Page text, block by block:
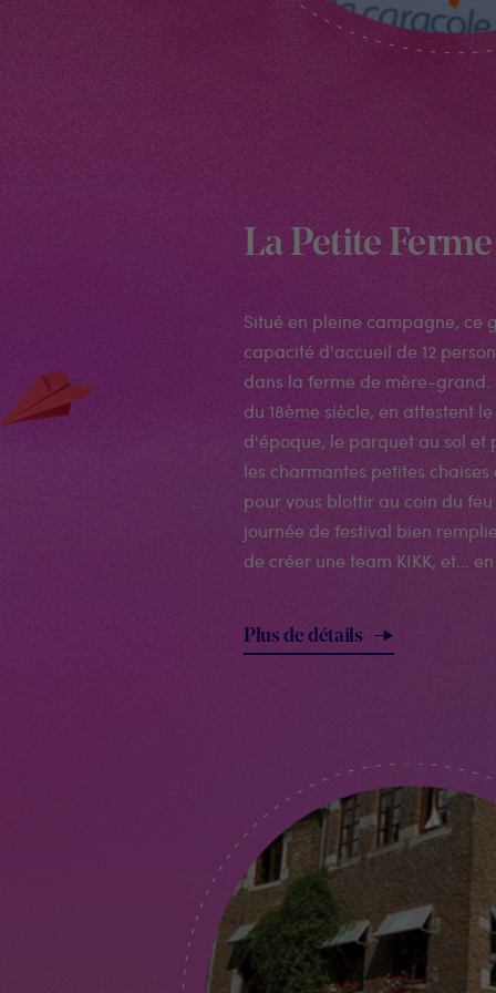
La Petite
Situé en pleine campagne, ce
capacité d'accueil de 12
dans la ferme de mère-
du 18ème siècle, en attestent
d'époque, le parquet au sol et
les charmantes petites
pour vous blottir au coin du
journée de festival bien
de créer une team KIKK, et...
Plus de détails